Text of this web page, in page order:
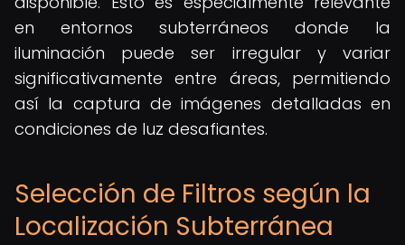
en entornos subterráneos donde la
iluminación puede ser irregular y variar
significativamente entre áreas, permitiendo
así la captura de imágenes detalladas en
condiciones de luz desafiantes.
Selección de Filtros según la
Localización Subterránea